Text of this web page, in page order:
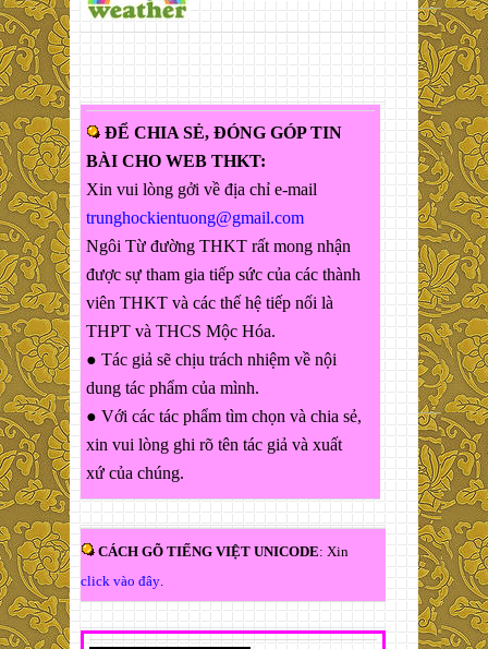
ĐỂ CHIA SẺ, ĐÓNG GÓP TIN
BÀI CHO WEB THKT:
Xin vui lòng gởi về địa chỉ e-mail
trunghockientuong@gmail.com
Ngôi Từ đường THKT rất mong nhận
được sự tham gia tiếp sức của các thành
viên THKT và các thế hệ tiếp nối là
THPT và THCS Mộc Hóa.
● Tác giả sẽ chịu trách nhiệm về nội
dung tác phẩm của mình.
● Với các tác phẩm tìm chọn và chia sẻ,
xin vui lòng ghi rõ tên tác giả và xuất
xứ của chúng.
CÁCH GÕ TIẾNG VIỆT UNICODE: Xin
click vào đây.